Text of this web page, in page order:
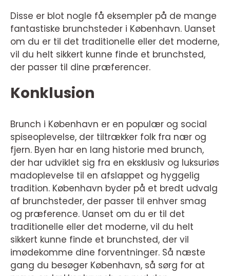
Disse er blot nogle få eksempler på de mange
fantastiske brunchsteder i København. Uanset
om du er til det traditionelle eller det moderne,
vil du helt sikkert kunne finde et brunchsted,
der passer til dine præferencer.
Konklusion
Brunch i København er en populær og social
spiseoplevelse, der tiltrækker folk fra nær og
fjern. Byen har en lang historie med brunch,
der har udviklet sig fra en eksklusiv og luksuriøs
madoplevelse til en afslappet og hyggelig
tradition. København byder på et bredt udvalg
af brunchsteder, der passer til enhver smag
og præference. Uanset om du er til det
traditionelle eller det moderne, vil du helt
sikkert kunne finde et brunchsted, der vil
imødekomme dine forventninger. Så næste
gang du besøger København, så sørg for at